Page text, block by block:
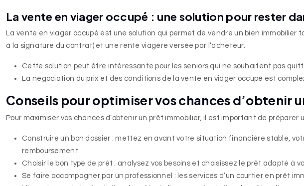
La vente en viager occupé : une solution pour rester
La vente en viager occupé est une solution qui permet de vendre un bien immobilier
à la signature du contrat) et une rente viagère versée par l’acheteur.
Cette solution peut être intéressante pour les seniors qui ne souhaitent pas
La négociation du prix et des conditions de la vente en viager occupé est
Conseils pour optimiser vos chances d’obtenir
Pour maximiser vos chances d’obtenir un prêt immobilier, il est important de préparer
Construire un bon dossier : mettez en avant votre situation financière stable,
remboursement.
Choisir le bon type de prêt : analysez vos besoins et choisissez le prêt adapté
Se faire accompagner par un professionnel : les services d’un courtier en prêt